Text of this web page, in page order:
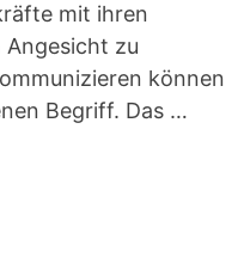
mit ihren
zu
können
Begriff. Das …